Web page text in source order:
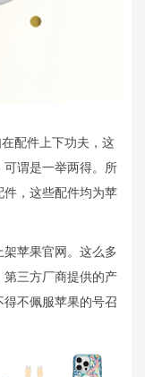
配件上下功夫，这
谓是一举两得。所
件，这些配件均为苹
苹果官网。这么多
三方厂商提供的产
不佩服苹果的号召